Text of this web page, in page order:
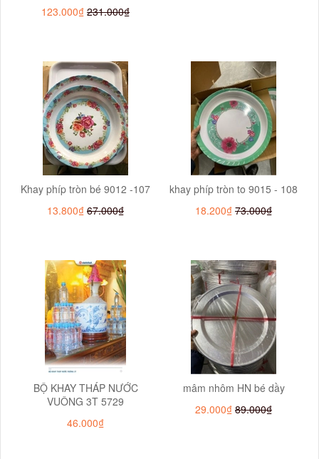
123.000₫ 231.000₫
Khay phíp tròn bé 9012 -107
13.800₫ 67.000₫
khay phíp tròn to 9015 - 108
18.200₫ 73.000₫
BỘ KHAY THÁP NƯỚC
VUÔNG 3T 5729
46.000₫
mâm nhôm HN bé dầy
29.000₫ 89.000₫